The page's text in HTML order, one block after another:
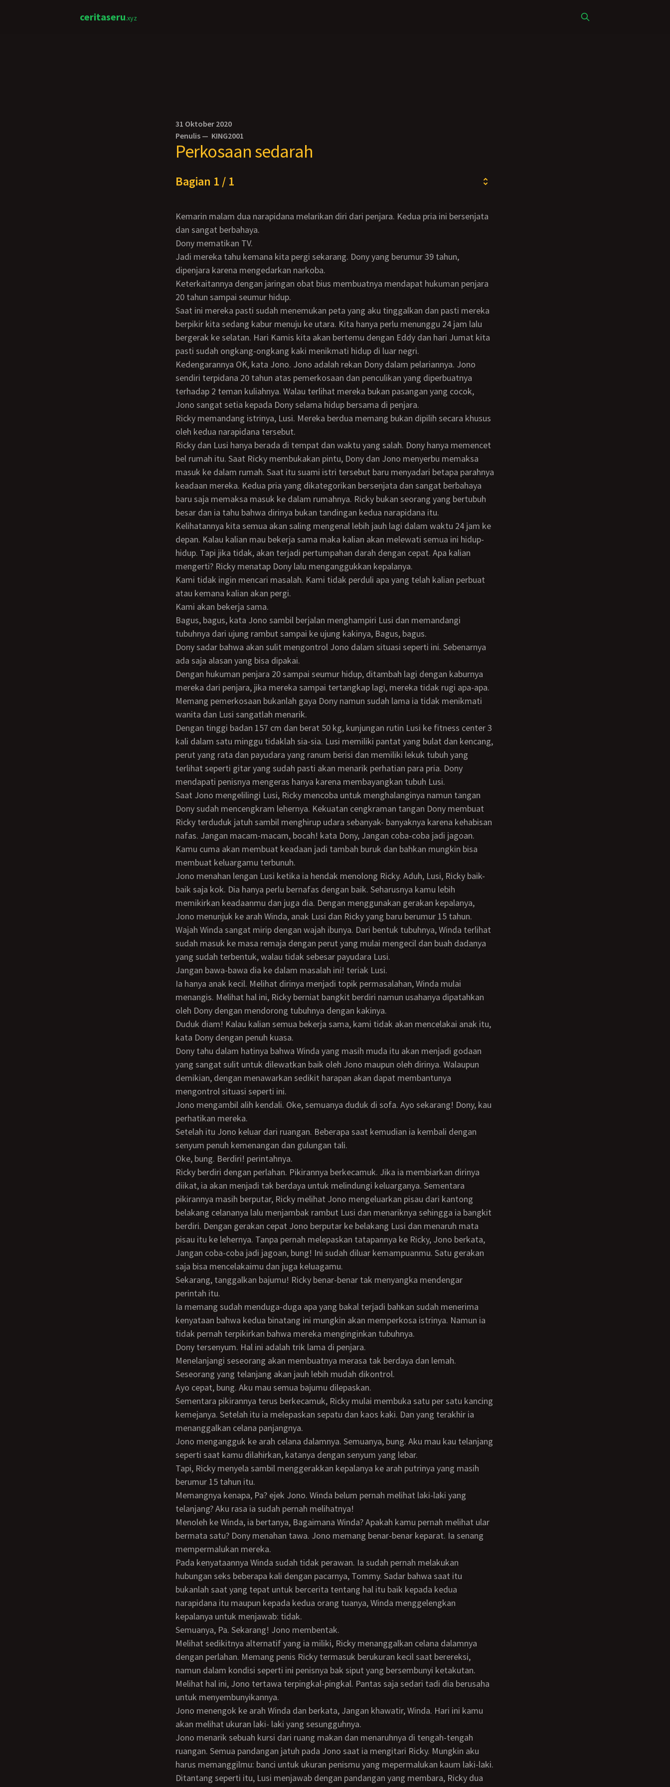
ceritaseru.xyz
31 Oktober 2020
Penulis — KING2001
Perkosaan sedarah
Bagian 1 / 1
Kemarin malam dua narapidana melarikan diri dari penjara. Kedua pria ini bersenjata
dan sangat berbahaya.
Dony mematikan TV.
Jadi mereka tahu kemana kita pergi sekarang. Dony yang berumur 39 tahun,
dipenjara karena mengedarkan narkoba.
Keterkaitannya dengan jaringan obat bius membuatnya mendapat hukuman penjara
20 tahun sampai seumur hidup.
Saat ini mereka pasti sudah menemukan peta yang aku tinggalkan dan pasti mereka
berpikir kita sedang kabur menuju ke utara. Kita hanya perlu menunggu 24 jam lalu
bergerak ke selatan. Hari Kamis kita akan bertemu dengan Eddy dan hari Jumat kita
pasti sudah ongkang-ongkang kaki menikmati hidup di luar negri.
Kedengarannya OK, kata Jono. Jono adalah rekan Dony dalam pelariannya. Jono
sendiri terpidana 20 tahun atas pemerkosaan dan penculikan yang diperbuatnya
terhadap 2 teman kuliahnya. Walau terlihat mereka bukan pasangan yang cocok,
Jono sangat setia kepada Dony selama hidup bersama di penjara.
Ricky memandang istrinya, Lusi. Mereka berdua memang bukan dipilih secara khusus
oleh kedua narapidana tersebut.
Ricky dan Lusi hanya berada di tempat dan waktu yang salah. Dony hanya memencet
bel rumah itu. Saat Ricky membukakan pintu, Dony dan Jono menyerbu memaksa
masuk ke dalam rumah. Saat itu suami istri tersebut baru menyadari betapa parahnya
keadaan mereka. Kedua pria yang dikategorikan bersenjata dan sangat berbahaya
baru saja memaksa masuk ke dalam rumahnya. Ricky bukan seorang yang bertubuh
besar dan ia tahu bahwa dirinya bukan tandingan kedua narapidana itu.
Kelihatannya kita semua akan saling mengenal lebih jauh lagi dalam waktu 24 jam ke
depan. Kalau kalian mau bekerja sama maka kalian akan melewati semua ini hidup-
hidup. Tapi jika tidak, akan terjadi pertumpahan darah dengan cepat. Apa kalian
mengerti? Ricky menatap Dony lalu menganggukkan kepalanya.
Kami tidak ingin mencari masalah. Kami tidak perduli apa yang telah kalian perbuat
atau kemana kalian akan pergi.
Kami akan bekerja sama.
Bagus, bagus, kata Jono sambil berjalan menghampiri Lusi dan memandangi
tubuhnya dari ujung rambut sampai ke ujung kakinya, Bagus, bagus.
Dony sadar bahwa akan sulit mengontrol Jono dalam situasi seperti ini. Sebenarnya
ada saja alasan yang bisa dipakai.
Dengan hukuman penjara 20 sampai seumur hidup, ditambah lagi dengan kaburnya
mereka dari penjara, jika mereka sampai tertangkap lagi, mereka tidak rugi apa-apa.
Memang pemerkosaan bukanlah gaya Dony namun sudah lama ia tidak menikmati
wanita dan Lusi sangatlah menarik.
Dengan tinggi badan 157 cm dan berat 50 kg, kunjungan rutin Lusi ke fitness center 3
kali dalam satu minggu tidaklah sia-sia. Lusi memiliki pantat yang bulat dan kencang,
perut yang rata dan payudara yang ranum berisi dan memiliki lekuk tubuh yang
terlihat seperti gitar yang sudah pasti akan menarik perhatian para pria. Dony
mendapati penisnya mengeras hanya karena membayangkan tubuh Lusi.
Saat Jono mengelilingi Lusi, Ricky mencoba untuk menghalanginya namun tangan
Dony sudah mencengkram lehernya. Kekuatan cengkraman tangan Dony membuat
Ricky terduduk jatuh sambil menghirup udara sebanyak- banyaknya karena kehabisan
nafas. Jangan macam-macam, bocah! kata Dony, Jangan coba-coba jadi jagoan.
Kamu cuma akan membuat keadaan jadi tambah buruk dan bahkan mungkin bisa
membuat keluargamu terbunuh.
Jono menahan lengan Lusi ketika ia hendak menolong Ricky. Aduh, Lusi, Ricky baik-
baik saja kok. Dia hanya perlu bernafas dengan baik. Seharusnya kamu lebih
memikirkan keadaanmu dan juga dia. Dengan menggunakan gerakan kepalanya,
Jono menunjuk ke arah Winda, anak Lusi dan Ricky yang baru berumur 15 tahun.
Wajah Winda sangat mirip dengan wajah ibunya. Dari bentuk tubuhnya, Winda terlihat
sudah masuk ke masa remaja dengan perut yang mulai mengecil dan buah dadanya
yang sudah terbentuk, walau tidak sebesar payudara Lusi.
Jangan bawa-bawa dia ke dalam masalah ini! teriak Lusi.
Ia hanya anak kecil. Melihat dirinya menjadi topik permasalahan, Winda mulai
menangis. Melihat hal ini, Ricky berniat bangkit berdiri namun usahanya dipatahkan
oleh Dony dengan mendorong tubuhnya dengan kakinya.
Duduk diam! Kalau kalian semua bekerja sama, kami tidak akan mencelakai anak itu,
kata Dony dengan penuh kuasa.
Dony tahu dalam hatinya bahwa Winda yang masih muda itu akan menjadi godaan
yang sangat sulit untuk dilewatkan baik oleh Jono maupun oleh dirinya. Walaupun
demikian, dengan menawarkan sedikit harapan akan dapat membantunya
mengontrol situasi seperti ini.
Jono mengambil alih kendali. Oke, semuanya duduk di sofa. Ayo sekarang! Dony, kau
perhatikan mereka.
Setelah itu Jono keluar dari ruangan. Beberapa saat kemudian ia kembali dengan
senyum penuh kemenangan dan gulungan tali.
Oke, bung. Berdiri! perintahnya.
Ricky berdiri dengan perlahan. Pikirannya berkecamuk. Jika ia membiarkan dirinya
diikat, ia akan menjadi tak berdaya untuk melindungi keluarganya. Sementara
pikirannya masih berputar, Ricky melihat Jono mengeluarkan pisau dari kantong
belakang celananya lalu menjambak rambut Lusi dan menariknya sehingga ia bangkit
berdiri. Dengan gerakan cepat Jono berputar ke belakang Lusi dan menaruh mata
pisau itu ke lehernya. Tanpa pernah melepaskan tatapannya ke Ricky, Jono berkata,
Jangan coba-coba jadi jagoan, bung! Ini sudah diluar kemampuanmu. Satu gerakan
saja bisa mencelakaimu dan juga keluagamu.
Sekarang, tanggalkan bajumu! Ricky benar-benar tak menyangka mendengar
perintah itu.
Ia memang sudah menduga-duga apa yang bakal terjadi bahkan sudah menerima
kenyataan bahwa kedua binatang ini mungkin akan memperkosa istrinya. Namun ia
tidak pernah terpikirkan bahwa mereka menginginkan tubuhnya.
Dony tersenyum. Hal ini adalah trik lama di penjara.
Menelanjangi seseorang akan membuatnya merasa tak berdaya dan lemah.
Seseorang yang telanjang akan jauh lebih mudah dikontrol.
Ayo cepat, bung. Aku mau semua bajumu dilepaskan.
Sementara pikirannya terus berkecamuk, Ricky mulai membuka satu per satu kancing
kemejanya. Setelah itu ia melepaskan sepatu dan kaos kaki. Dan yang terakhir ia
menanggalkan celana panjangnya.
Jono mengangguk ke arah celana dalamnya. Semuanya, bung. Aku mau kau telanjang
seperti saat kamu dilahirkan, katanya dengan senyum yang lebar.
Tapi, Ricky menyela sambil menggerakkan kepalanya ke arah putrinya yang masih
berumur 15 tahun itu.
Memangnya kenapa, Pa? ejek Jono. Winda belum pernah melihat laki-laki yang
telanjang? Aku rasa ia sudah pernah melihatnya!
Menoleh ke Winda, ia bertanya, Bagaimana Winda? Apakah kamu pernah melihat ular
bermata satu? Dony menahan tawa. Jono memang benar-benar keparat. Ia senang
mempermalukan mereka.
Pada kenyataannya Winda sudah tidak perawan. Ia sudah pernah melakukan
hubungan seks beberapa kali dengan pacarnya, Tommy. Sadar bahwa saat itu
bukanlah saat yang tepat untuk bercerita tentang hal itu baik kepada kedua
narapidana itu maupun kepada kedua orang tuanya, Winda menggelengkan
kepalanya untuk menjawab: tidak.
Semuanya, Pa. Sekarang! Jono membentak.
Melihat sedikitnya alternatif yang ia miliki, Ricky menanggalkan celana dalamnya
dengan perlahan. Memang penis Ricky termasuk berukuran kecil saat berereksi,
namun dalam kondisi seperti ini penisnya bak siput yang bersembunyi ketakutan.
Melihat hal ini, Jono tertawa terpingkal-pingkal. Pantas saja sedari tadi dia berusaha
untuk menyembunyikannya.
Jono menengok ke arah Winda dan berkata, Jangan khawatir, Winda. Hari ini kamu
akan melihat ukuran laki- laki yang sesungguhnya.
Jono menarik sebuah kursi dari ruang makan dan menaruhnya di tengah-tengah
ruangan. Semua pandangan jatuh pada Jono saat ia mengitari Ricky. Mungkin aku
harus memanggilmu: banci untuk ukuran penismu yang mepermalukan kaum laki-laki.
Ditantang seperti itu, Lusi menjawab dengan pandangan yang membara, Ricky dua